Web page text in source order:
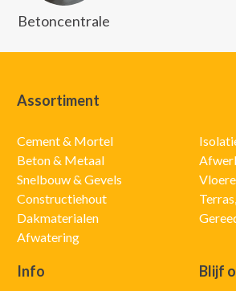
Betoncentrale
Assortiment
Cement & Mortel
Beton & Metaal
Snelbouw & Gevels
Constructiehout
Dakmaterialen
Afwatering
Info Blijf